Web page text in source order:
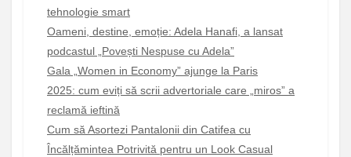
tehnologie smart
Oameni, destine, emoție: Adela Hanafi, a lansat
podcastul „Povești Nespuse cu Adela”
Gala „Women in Economy” ajunge la Paris
2025: cum eviți să scrii advertoriale care „miros” a
reclamă ieftină
Cum să Asortezi Pantalonii din Catifea cu
Încălțămintea Potrivită pentru un Look Casual